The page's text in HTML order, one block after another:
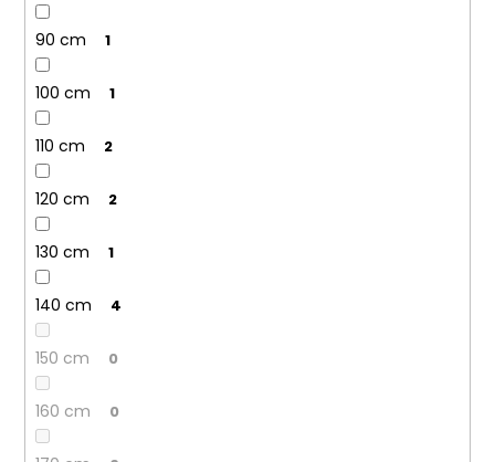
90 cm 1
100 cm 1
110 cm 2
120 cm 2
130 cm 1
140 cm 4
150 cm 0
160 cm 0